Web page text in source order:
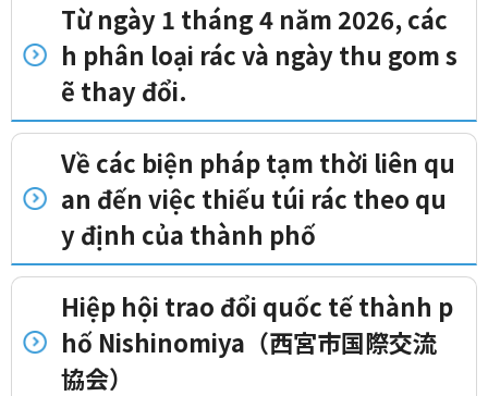
Từ ngày 1 tháng 4 năm 2026, các
h phân loại rác và ngày thu gom s
ẽ thay đổi.
Về các biện pháp tạm thời liên qu
an đến việc thiếu túi rác theo qu
y định của thành phố
Hiệp hội trao đổi quốc tế thành p
hố Nishinomiya（西宮市国際交流
協会）